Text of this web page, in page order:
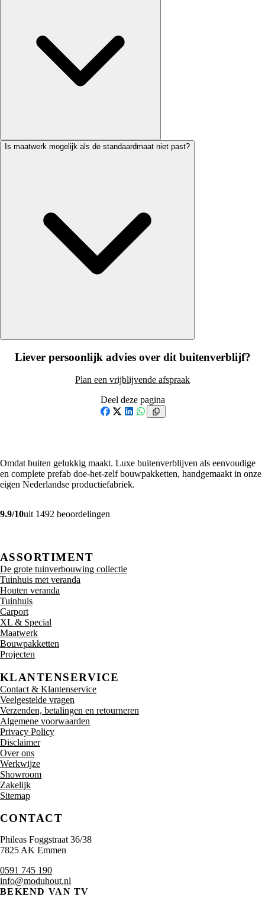
Is maatwerk mogelijk als de standaardmaat niet past?
Liever persoonlijk advies over dit buitenverblijf?
Plan een vrijblijvende afspraak
Deel deze pagina
Omdat buiten gelukkig maakt. Luxe buitenverblijven als eenvoudige
en complete prefab doe-het-zelf bouwpakketten, handgemaakt in onze
eigen Nederlandse productiefabriek.
9.9/10uit 1492 beoordelingen
ASSORTIMENT
De grote tuinverbouwing collectie
Tuinhuis met veranda
Houten veranda
Tuinhuis
Carport
XL & Special
Maatwerk
Bouwpakketten
Projecten
KLANTENSERVICE
Contact & Klantenservice
Veelgestelde vragen
Verzenden, betalingen en retourneren
Algemene voorwaarden
Privacy Policy
Disclaimer
Over ons
Werkwijze
Showroom
Zakelijk
Sitemap
CONTACT
Phileas Foggstraat 36/38
7825 AK Emmen
0591 745 190
info@moduhout.nl
BEKEND VAN TV